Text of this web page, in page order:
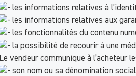
les informations relatives à
les informations relatives aux
les fonctionnalités du contenu
la possibilité de recourir à une
Le vendeur communique à l’acheteur
son nom ou sa dénomination